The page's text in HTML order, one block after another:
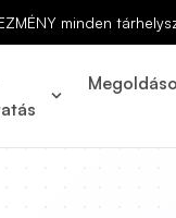
minden